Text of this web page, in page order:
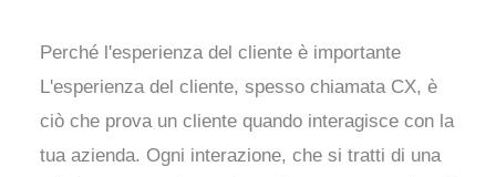
Perché l'esperienza del cliente è importante
L'esperienza del cliente, spesso chiamata CX, è
ciò che prova un cliente quando interagisce con la
tua azienda. Ogni interazione, che si tratti di una